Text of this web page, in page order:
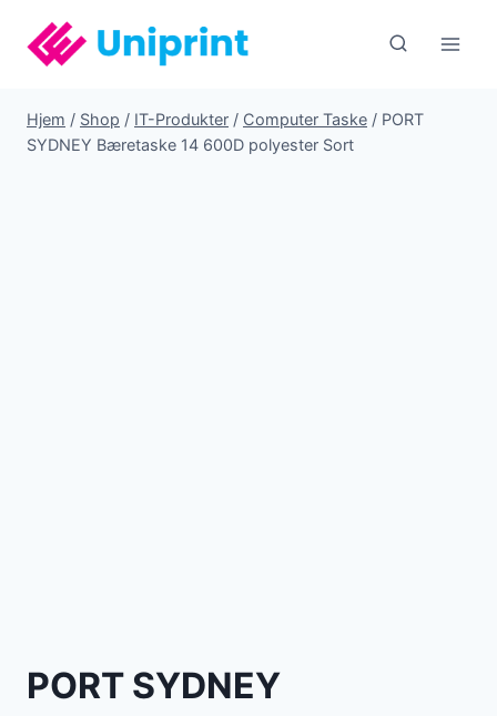
indhold
Hjem / Shop / IT-Produkter / Computer Taske / PORT
SYDNEY Bæretaske 14 600D polyester Sort
PORT SYDNEY